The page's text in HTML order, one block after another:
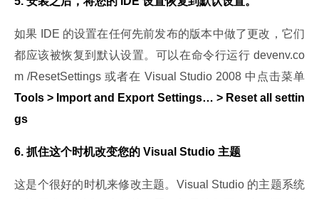
如果 IDE 的设置在任何先前发布的版本中做了更改，它们
都应该被恢复到默认设置。可以在命令行运行 devenv.co
Tools > Import and Export Settings… > Reset all settin
gs
6. 抓住这个时机改变您的 Visual Studio 主题
这是个很好的时机来修改主题。Visual Studio 的主题系统